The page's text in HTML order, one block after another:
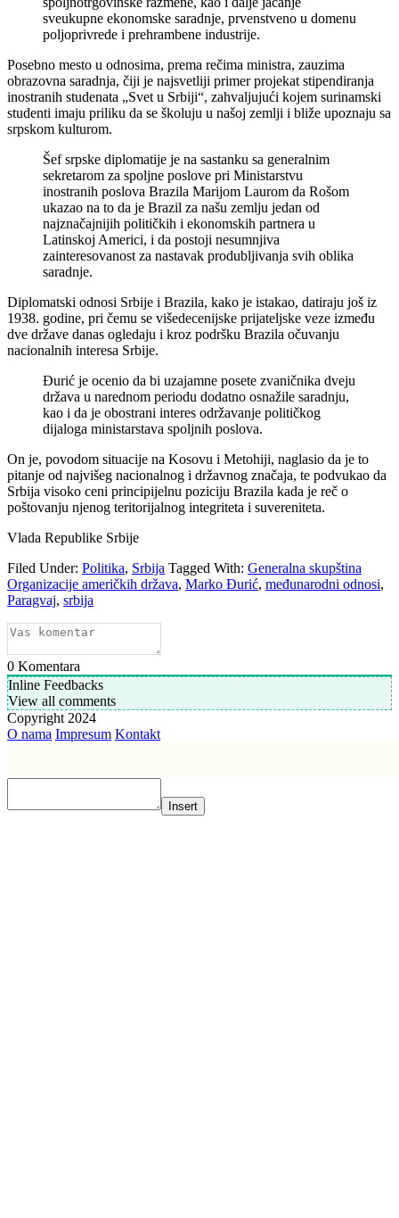
sveukupne ekonomske saradnje, prvenstveno u domenu
poljoprivrede i prehrambene industrije.
Posebno mesto u odnosima, prema rečima ministra, zauzima
obrazovna saradnja, čiji je najsvetliji primer projekat stipendiranja
inostranih studenata „Svet u Srbiji“, zahvaljujući kojem surinamski
studenti imaju priliku da se školuju u našoj zemlji i bliže upoznaju sa
srpskom kulturom.
Šef srpske diplomatije je na sastanku sa generalnim
sekretarom za spoljne poslove pri Ministarstvu
inostranih poslova Brazila Marijom Laurom da Rošom
ukazao na to da je Brazil za našu zemlju jedan od
najznačajnijih političkih i ekonomskih partnera u
Latinskoj Americi, i da postoji nesumnjiva
zainteresovanost za nastavak produbljivanja svih oblika
saradnje.
Diplomatski odnosi Srbije i Brazila, kako je istakao, datiraju još iz
1938. godine, pri čemu se višedecenijske prijateljske veze između
dve države danas ogledaju i kroz podršku Brazila očuvanju
nacionalnih interesa Srbije.
Đurić je ocenio da bi uzajamne posete zvaničnika dveju
država u narednom periodu dodatno osnažile saradnju,
kao i da je obostrani interes održavanje političkog
dijaloga ministarstava spoljnih poslova.
On je, povodom situacije na Kosovu i Metohiji, naglasio da je to
pitanje od najvišeg nacionalnog i državnog značaja, te podvukao da
Srbija visoko ceni principijelnu poziciju Brazila kada je reč o
poštovanju njenog teritorijalnog integriteta i suvereniteta.
Vlada Republike Srbije
Filed Under: Politika, Srbija Tagged With: Generalna skupština
Organizacije američkih država, Marko Đurić, međunarodni odnosi,
Paragvaj, srbija
0 Komentara
Inline Feedbacks
View all comments
Copyright 2024
O nama Impresum Kontakt
Insert